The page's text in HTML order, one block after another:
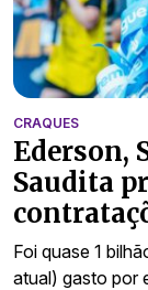
CRAQUES
Ederson,
Saudita
Foi quase 1
atual) gasto por